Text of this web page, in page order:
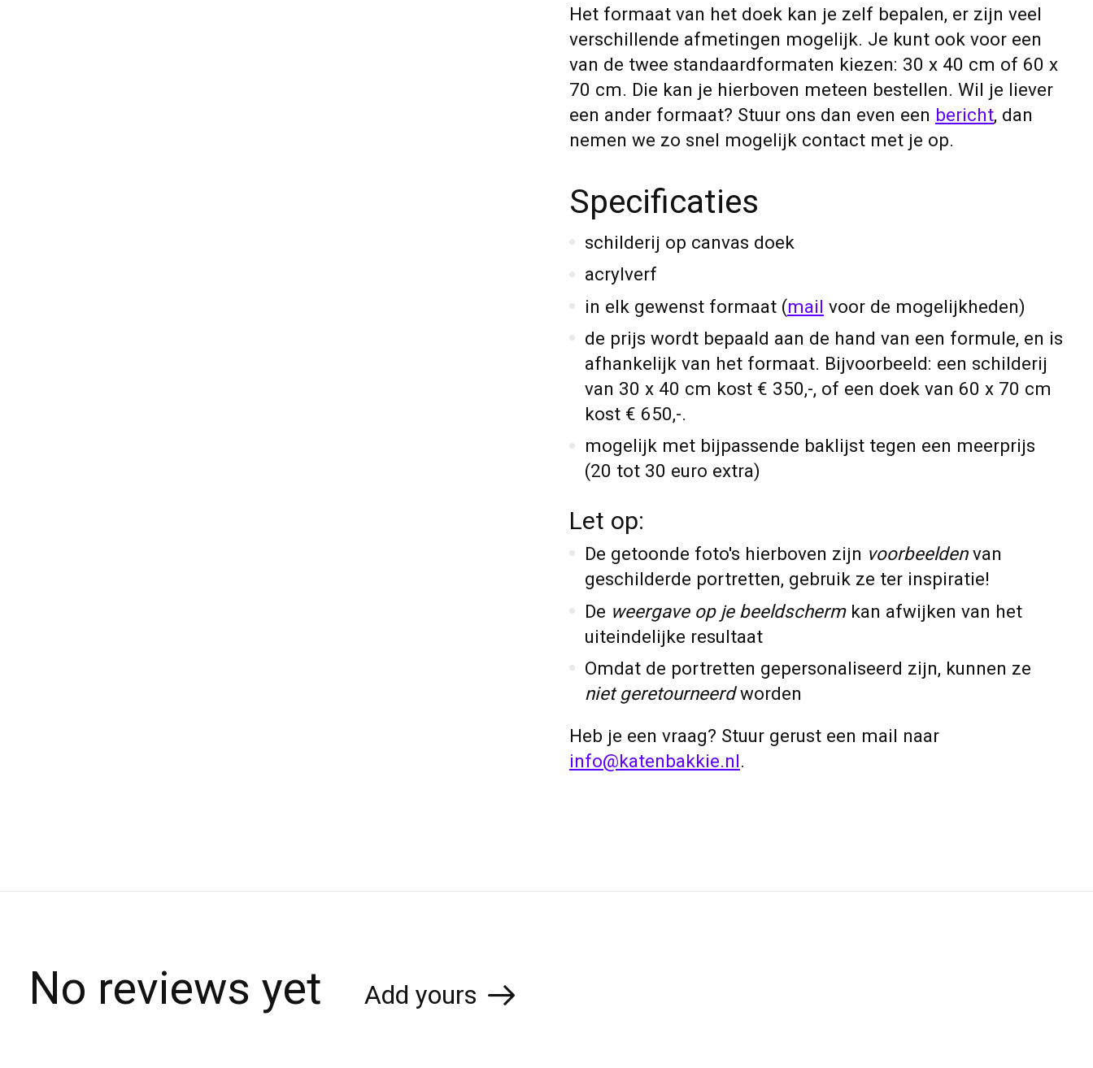
Het formaat van het doek kan je zelf bepalen, er zijn veel
verschillende afmetingen mogelijk. Je kunt ook voor een
van de twee standaardformaten kiezen: 30 x 40 cm of 60 x
70 cm. Die kan je hierboven meteen bestellen. Wil je liever
een ander formaat? Stuur ons dan even een bericht, dan
nemen we zo snel mogelijk contact met je op.
Specificaties
schilderij op canvas doek
acrylverf
in elk gewenst formaat (mail voor de mogelijkheden)
de prijs wordt bepaald aan de hand van een formule, en is
afhankelijk van het formaat. Bijvoorbeeld: een schilderij
van 30 x 40 cm kost € 350,-, of een doek van 60 x 70 cm
kost € 650,-.
mogelijk met bijpassende baklijst tegen een meerprijs
(20 tot 30 euro extra)
Let op:
De getoonde foto's hierboven zijn voorbeeldenvan
geschilderde portretten, gebruik ze ter inspiratie!
De weergave op je beeldschermkan afwijken van het
uiteindelijke resultaat
Omdat de portretten gepersonaliseerd zijn, kunnen ze
niet geretourneerdworden
Heb je een vraag? Stuur gerust een mail naar
info@katenbakkie.nl.
No reviews yet Add yours